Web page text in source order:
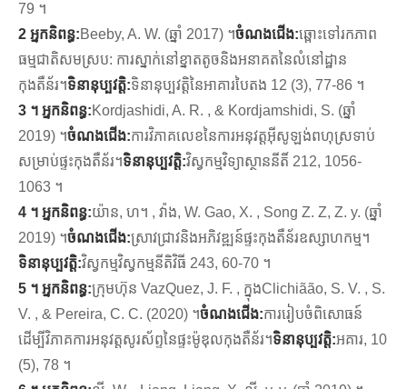
79 ។
2 អ្នកនិពន្ធ:Beeby, A. W. (ឆ្នាំ 2017) ។ចំណងជើង:ឆ្ពោះទៅរកភាព
ធម្មជាតិសមស្រប: ការស្នាក់នៅខ្នាតតូចនិងអនាគតនៃលំនៅដ្ឋាន
កុងតឺន័រ។ទិនានុប្បវត្តិ:ទិនានុប្បវត្តិនៃអាគារបៃតង 12 (3), 77-86 ។
3 ។ អ្នកនិពន្ធ:Kordjashidi, A. R. , & Kordjamshidi, S. (ឆ្នាំ
2019) ។ចំណងជើង:ការវិភាគលេខនៃការអនុវត្តអ៊ីសូឡង់ពហុស្រទាប់
សម្រាប់ផ្ទះកុងតឺន័រ។ទិនានុប្បវត្តិ:វិស្វកម្មវិទ្យាស្ថាននីតិ៍ 212, 1056-
1063 ។
4 ។ អ្នកនិពន្ធ:យ៉ាន, ហ។ , វ៉ាង, W. Gao, X. , Song Z. Z, Z. y. (ឆ្នាំ
2019) ។ចំណងជើង:ស្រាវជ្រាវនិងអភិវឌ្ឍន៍ផ្ទះកុងតឺន័រឧស្សាហកម្ម។
ទិនានុប្បវត្តិ:វិស្វកម្មវិស្វកម្មនីតិវិធី 243, 60-70 ។
5 ។ អ្នកនិពន្ធ:ក្រុមហ៊ុន VazQuez, J. F. , ក្នុងClichiãão, S. V. , S.
V. , & Pereira, C. C. (2020) ។ចំណងជើង:ការរៀបចំពិសោធន៍
ដើម្បីវិភាគការអនុវត្តសូរស័ព្ទនៃផ្ទះម៉ូឌុលកុងតឺន័រ។ទិនានុប្បវត្តិ:អគារ, 10
(5), 78 ។